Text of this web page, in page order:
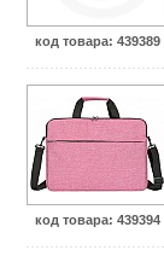
код товара: 439389
код товара: 439394